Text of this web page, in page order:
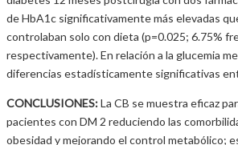
de HbA1c significativamente más elevadas
controlaban solo con dieta (p=0.025; 6.75%
respectivamente). En relación a la glucemia
diferencias estadísticamente significativas
CONCLUSIONES:La CB se muestra eficaz
pacientes con DM 2 reduciendo las
obesidad y mejorando el control metabólico;